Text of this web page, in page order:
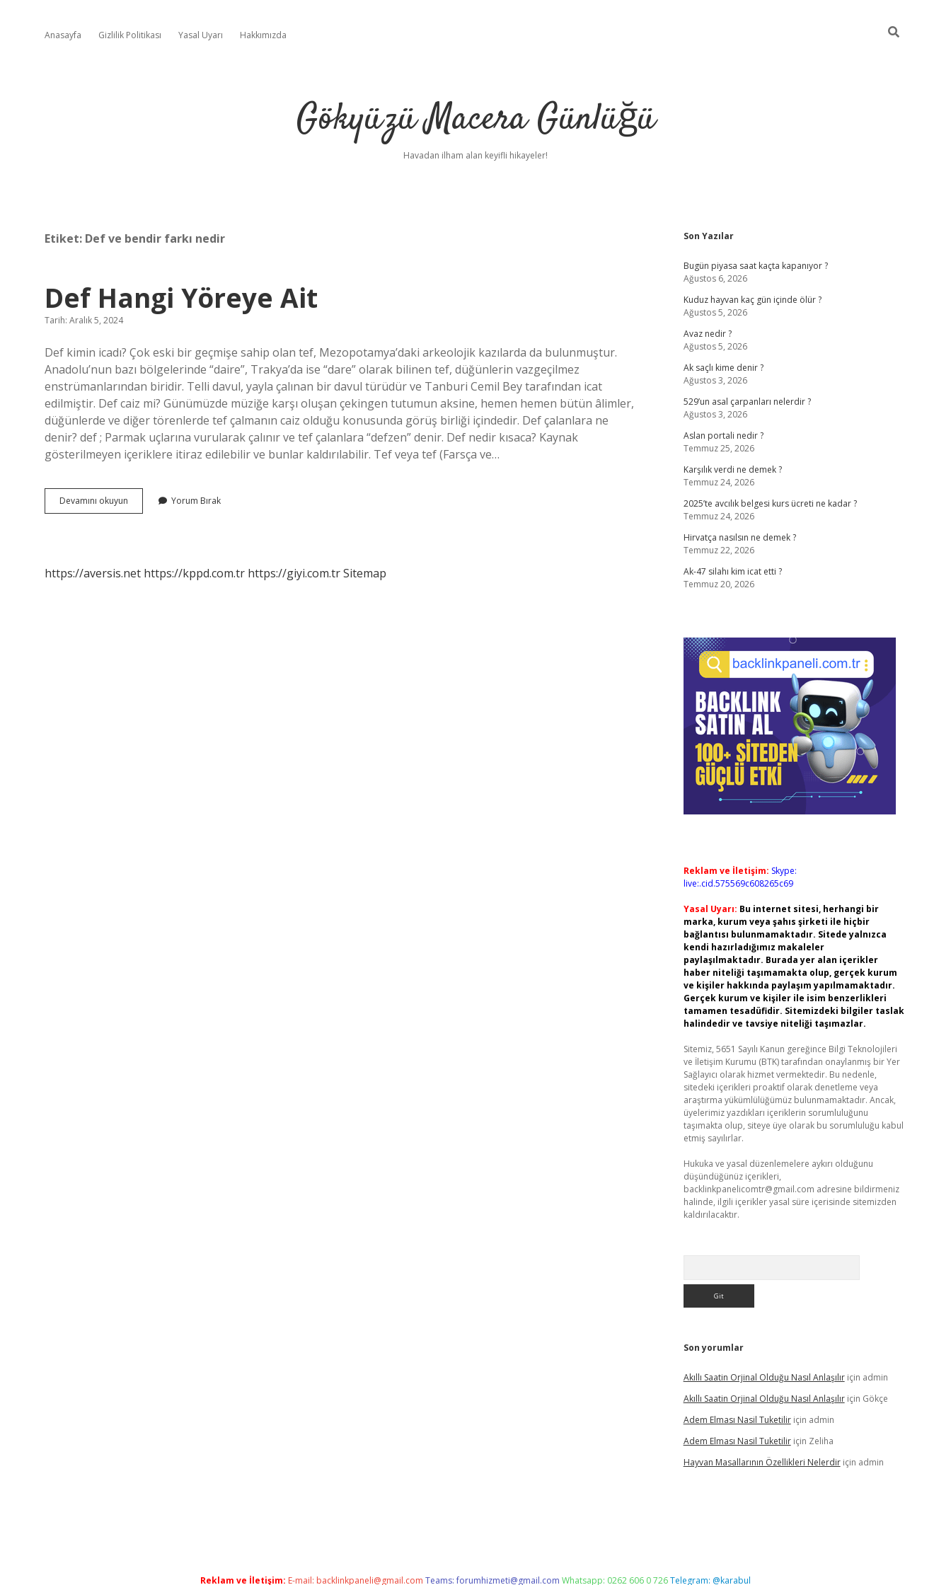
Anasayfa Gizlilik Politikası Yasal Uyarı Hakkımızda
Gökyüzü Macera Günlüğü
Havadan ilham alan keyifli hikayeler!
Etiket: Def ve bendir farkı nedir
Def Hangi Yöreye Ait
Tarih: Aralık 5, 2024
Def kimin icadı? Çok eski bir geçmişe sahip olan tef, Mezopotamya’daki arkeolojik kazılarda da bulunmuştur.
Anadolu’nun bazı bölgelerinde “daire”, Trakya’da ise “dare” olarak bilinen tef, düğünlerin vazgeçilmez
enstrümanlarından biridir. Telli davul, yayla çalınan bir davul türüdür ve Tanburi Cemil Bey tarafından icat
edilmiştir. Def caiz mi? Günümüzde müziğe karşı oluşan çekingen tutumun aksine, hemen hemen bütün âlimler,
düğünlerde ve diğer törenlerde tef çalmanın caiz olduğu konusunda görüş birliği içindedir. Def çalanlara ne
denir? def ; Parmak uçlarına vurularak çalınır ve tef çalanlara “defzen” denir. Def nedir kısaca? Kaynak
gösterilmeyen içeriklere itiraz edilebilir ve bunlar kaldırılabilir. Tef veya tef (Farsça ve…
Devamını okuyun
Hangi
Yorum Bırak
https://aversis.net https://kppd.com.tr https://giyi.com.trSitemap
Sidebar
Son Yazılar
Bugün piyasa saat kaçta kapanıyor ?
Ağustos 6, 2026
Kuduz hayvan kaç gün içinde ölür ?
Ağustos 5, 2026
Avaz nedir ?
Ağustos 5, 2026
Ak saçlı kime denir ?
Ağustos 3, 2026
529’un asal çarpanları nelerdir ?
Ağustos 3, 2026
Aslan portali nedir ?
Temmuz 25, 2026
Karşılık verdi ne demek ?
Temmuz 24, 2026
2025’te avcılık belgesi kurs ücreti ne kadar ?
Temmuz 24, 2026
Hirvatça nasılsın ne demek ?
Temmuz 22, 2026
Ak-47 silahı kim icat etti ?
Temmuz 20, 2026
Reklam ve İletişim: Skype:
live:.cid.575569c608265c69
Yasal Uyarı: Bu internet sitesi, herhangi bir
marka, kurum veya şahıs şirketi ile hiçbir
bağlantısı bulunmamaktadır. Sitede yalnızca
kendi hazırladığımız makaleler
paylaşılmaktadır. Burada yer alan içerikler
haber niteliği taşımamakta olup, gerçek kurum
ve kişiler hakkında paylaşım yapılmamaktadır.
Gerçek kurum ve kişiler ile isim benzerlikleri
tamamen tesadüfidir. Sitemizdeki bilgiler taslak
halindedir ve tavsiye niteliği taşımazlar.
Sitemiz, 5651 Sayılı Kanun gereğince Bilgi Teknolojileri
ve İletişim Kurumu (BTK) tarafından onaylanmış bir Yer
Sağlayıcı olarak hizmet vermektedir. Bu nedenle,
sitedeki içerikleri proaktif olarak denetleme veya
araştırma yükümlülüğümüz bulunmamaktadır. Ancak,
üyelerimiz yazdıkları içeriklerin sorumluluğunu
taşımakta olup, siteye üye olarak bu sorumluluğu kabul
etmiş sayılırlar.
Hukuka ve yasal düzenlemelere aykırı olduğunu
düşündüğünüz içerikleri,
backlinkpanelicomtr@gmail.com adresine bildirmeniz
halinde, ilgili içerikler yasal süre içerisinde sitemizden
kaldırılacaktır.
Son yorumlar
Akıllı Saatin Orjinal Olduğu Nasıl Anlaşılıriçin admin
Akıllı Saatin Orjinal Olduğu Nasıl Anlaşılıriçin Gökçe
Adem Elması Nasil Tuketiliriçin admin
Adem Elması Nasil Tuketiliriçin Zeliha
Hayvan Masallarının Özellikleri Nelerdiriçin admin
Reklam ve İletişim: E-mail: backlinkpaneli@gmail.com Teams:forumhizmeti@gmail.com Whatsapp: 0262 606 0 726Telegram: @karabul